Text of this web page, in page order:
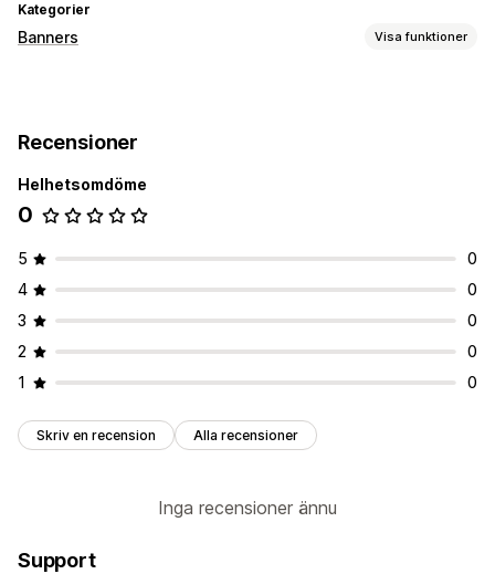
Kategorier
Banners Visa funktioner
Avisering Produktsidor
Personliga rekommendationer
Anpassning
Mobilanpassning
Målinriktning för kampanj
Analyser och rapporter
Recensioner
Helhetsomdöme
0
5
0
4
0
3
0
2
0
1
0
Skriv en recension Alla recensioner
Inga recensioner ännu
Support